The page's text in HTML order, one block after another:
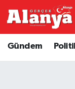
Gündem
Genel
Trafik